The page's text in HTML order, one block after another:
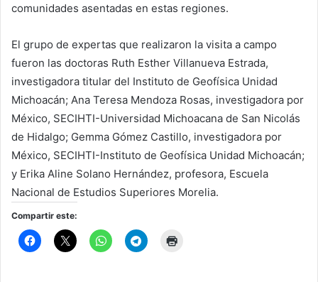
comunidades asentadas en estas regiones.
El grupo de expertas que realizaron la visita a campo
fueron las doctoras Ruth Esther Villanueva Estrada,
investigadora titular del Instituto de Geofísica Unidad
Michoacán; Ana Teresa Mendoza Rosas, investigadora por
México, SECIHTI-Universidad Michoacana de San Nicolás
de Hidalgo; Gemma Gómez Castillo, investigadora por
México, SECIHTI-Instituto de Geofísica Unidad Michoacán;
y Erika Aline Solano Hernández, profesora, Escuela
Nacional de Estudios Superiores Morelia.
Compartir este: